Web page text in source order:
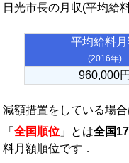
日光市長の月収(平均給
平均給料
(2016年)
960,000円
減額措置をしている場
「 全国順位 」とは全国
料月額順位です．